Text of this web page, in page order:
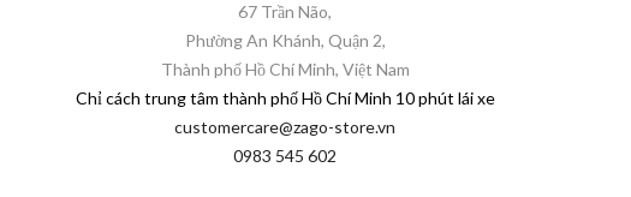
67 Trần Não,
Phường An Khánh, Quận 2,
Thành phố Hồ Chí Minh, Việt Nam
Chỉ cách trung tâm thành phố Hồ Chí Minh 10 phút lái xe
customercare@zago-store.vn
0983 545 602